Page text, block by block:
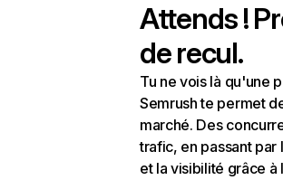
Attends !
de recul.
Tu ne vois là qu'une
Semrush te permet
marché. Des
trafic, en passant
et la visibilité grâce